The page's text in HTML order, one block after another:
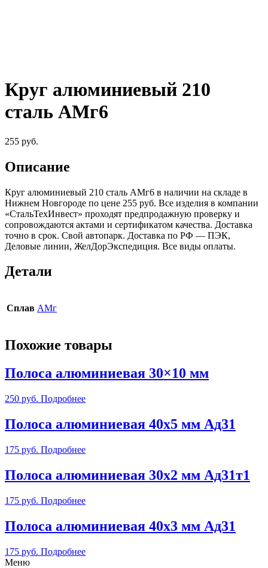
Круг алюминиевый 210
сталь АМг6
255 руб.
Описание
Круг алюминиевый 210 сталь АМг6 в наличии на складе в
Нижнем Новгороде по цене 255 руб. Все изделия в компании
«СтальТехИнвест» проходят предпродажную проверку и
сопровождаются актами и сертификатом качества. Доставка
точно в срок. Свой автопарк. Доставка по РФ — ПЭК,
Деловые линии, ЖелДорЭкспедиция. Все виды оплаты.
Детали
Сплав АМг
Похожие товары
Полоса алюминиевая 30×10 мм
250 руб. Подробнее
Полоса алюминиевая 40х5 мм Ад31
175 руб. Подробнее
Полоса алюминиевая 30х2 мм Ад31т1
175 руб. Подробнее
Полоса алюминиевая 40х3 мм Ад31
175 руб. Подробнее
Меню